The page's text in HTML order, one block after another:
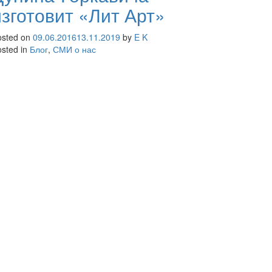
«Лит Арт»
on 09.06.201613.11.2019 by E K
in Блог, СМИ о нас